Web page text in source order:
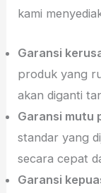
kami
Garansi
produk yang
akan diganti
Garansi mutu
standar yang
secara cepat
Garansi